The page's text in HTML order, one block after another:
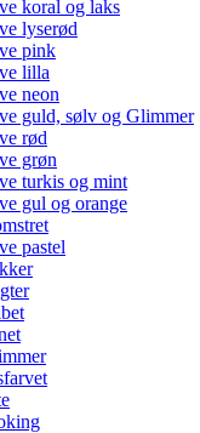
koral og laks
lyserød
pink
lilla
neon
guld, sølv og Glimmer
rød
grøn
turkis og mint
gul og orange
pastel